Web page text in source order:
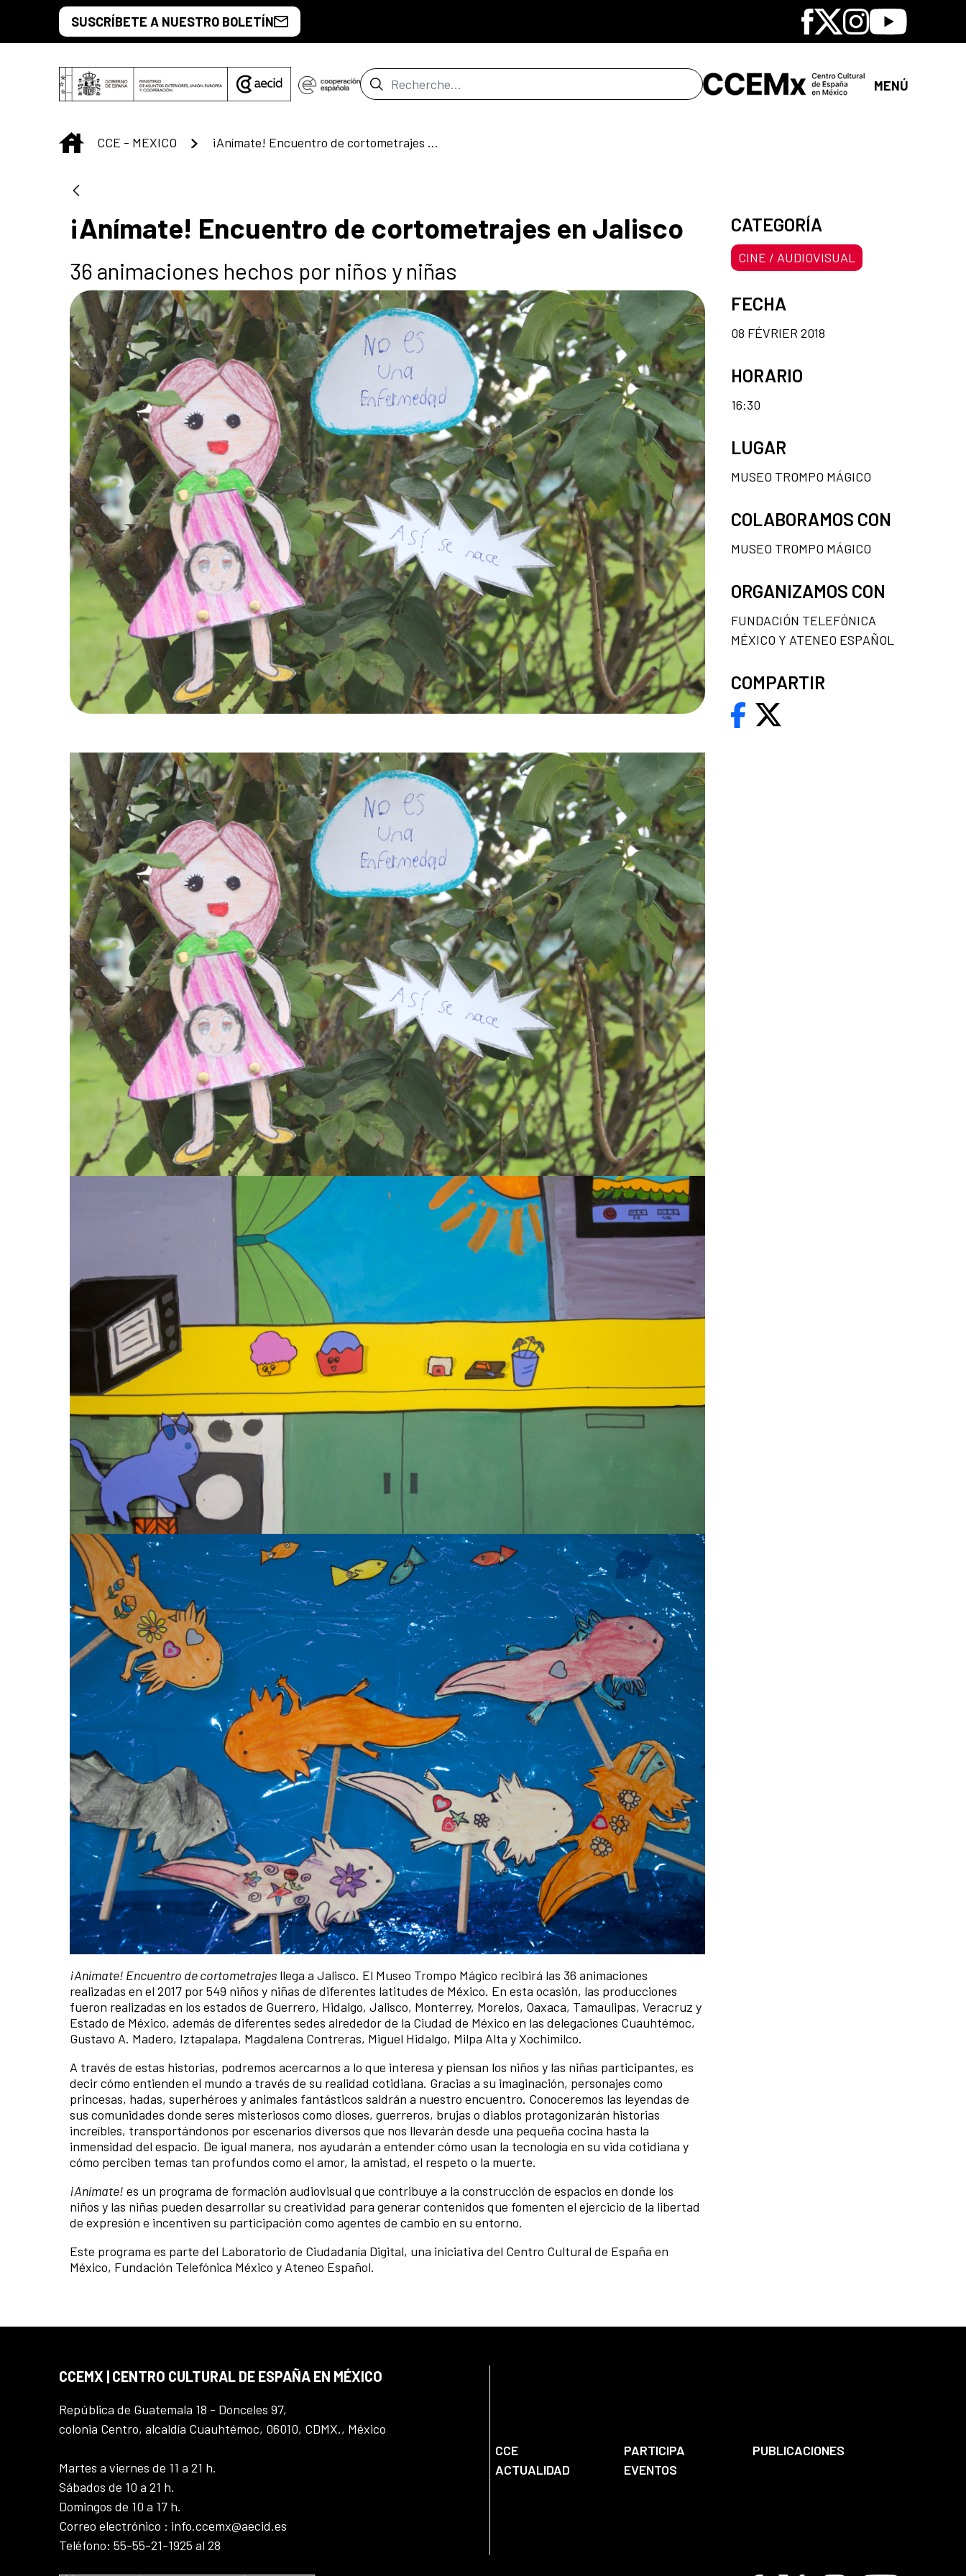
Saut au contenu principal
SUSCRÍBETE A NUESTRO BOLETÍN Facebook
X Instagram
Youtube
Barre de recherche MENÚ
INICIO
CCE - MEXICO ¡Anímate! Encuentro de cortometrajes en Jalisco
¡Anímate! Encuentro de cortometrajes en Jalisco
36 animaciones hechos por niños y niñas
¡Anímate! Encuentro de cortometrajes llega a Jalisco. El Museo Trompo Mágico recibirá las 36 animaciones
realizadas en el 2017 por 549 niños y niñas de diferentes latitudes de México. En esta ocasión, las producciones
fueron realizadas en los estados de Guerrero, Hidalgo, Jalisco, Monterrey, Morelos, Oaxaca, Tamaulipas, Veracruz y
Estado de México, además de diferentes sedes alrededor de la Ciudad de México en las delegaciones Cuauhtémoc,
Gustavo A. Madero, Iztapalapa, Magdalena Contreras, Miguel Hidalgo, Milpa Alta y Xochimilco.
A través de estas historias, podremos acercarnos a lo que interesa y piensan los niños y las niñas participantes, es
decir cómo entienden el mundo a través de su realidad cotidiana. Gracias a su imaginación, personajes como
princesas, hadas, superhéroes y animales fantásticos saldrán a nuestro encuentro. Conoceremos las leyendas de
sus comunidades donde seres misteriosos como dioses, guerreros, brujas o diablos protagonizarán historias
increíbles, transportándonos por escenarios diversos que nos llevarán desde una pequeña cocina hasta la
inmensidad del espacio. De igual manera, nos ayudarán a entender cómo usan la tecnología en su vida cotidiana y
cómo perciben temas tan profundos como el amor, la amistad, el respeto o la muerte.
¡Anímate! es un programa de formación audiovisual que contribuye a la construcción de espacios en donde los
niños y las niñas pueden desarrollar su creatividad para generar contenidos que fomenten el ejercicio de la libertad
de expresión e incentiven su participación como agentes de cambio en su entorno.
Este programa es parte del Laboratorio de Ciudadanía Digital, una iniciativa del Centro Cultural de España en
México, Fundación Telefónica México y Ateneo Español.
CATEGORÍA
CINE / AUDIOVISUAL
FECHA
08 FÉVRIER 2018
HORARIO
16:30
LUGAR
MUSEO TROMPO MÁGICO
COLABORAMOS CON
MUSEO TROMPO MÁGICO
ORGANIZAMOS CON
FUNDACIÓN TELEFÓNICA
MÉXICO Y ATENEO ESPAÑOL
COMPARTIR
CCEMX | CENTRO CULTURAL DE ESPAÑA EN MÉXICO
República de Guatemala 18 - Donceles 97,
colonia Centro, alcaldía Cuauhtémoc, 06010, CDMX., México
Martes a viernes de 11 a 21 h.
Sábados de 10 a 21 h.
Domingos de 10 a 17 h.
Correo electrónico : info.ccemx@aecid.es
Teléfono: 55-55-21-1925 al 28
CCE PARTICIPA
PUBLICACIONES
ACTUALIDAD
EVENTOS